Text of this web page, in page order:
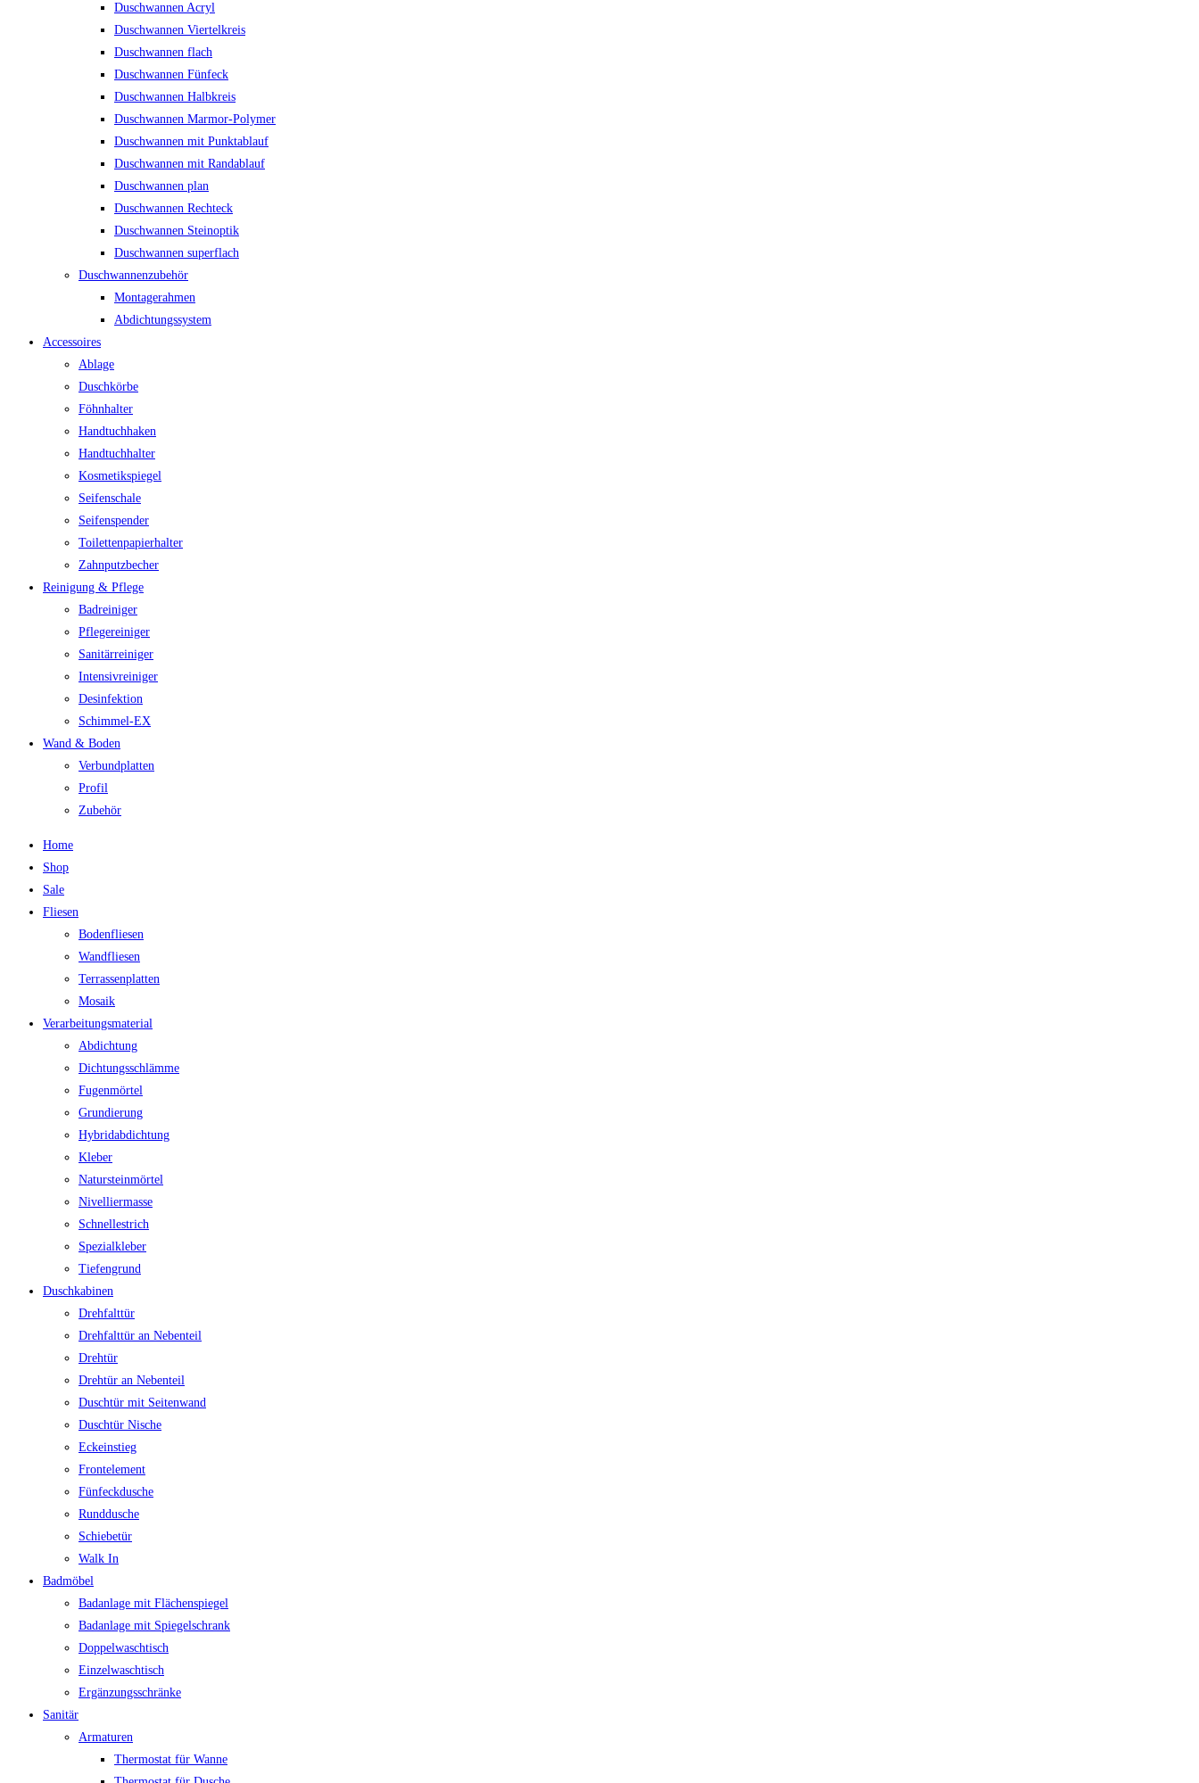
Duschwannen Acryl
Duschwannen Viertelkreis
Duschwannen flach
Duschwannen Fünfeck
Duschwannen Halbkreis
Duschwannen Marmor-Polymer
Duschwannen mit Punktablauf
Duschwannen mit Randablauf
Duschwannen plan
Duschwannen Rechteck
Duschwannen Steinoptik
Duschwannen superflach
Duschwannenzubehör
Montagerahmen
Abdichtungssystem
Accessoires
Ablage
Duschkörbe
Föhnhalter
Handtuchhaken
Handtuchhalter
Kosmetikspiegel
Seifenschale
Seifenspender
Toilettenpapierhalter
Zahnputzbecher
Reinigung & Pflege
Badreiniger
Pflegereiniger
Sanitärreiniger
Intensivreiniger
Desinfektion
Schimmel-EX
Wand & Boden
Verbundplatten
Profil
Zubehör
Home
Shop
Sale
Fliesen
Bodenfliesen
Wandfliesen
Terrassenplatten
Mosaik
Verarbeitungsmaterial
Abdichtung
Dichtungsschlämme
Fugenmörtel
Grundierung
Hybridabdichtung
Kleber
Natursteinmörtel
Nivelliermasse
Schnellestrich
Spezialkleber
Tiefengrund
Duschkabinen
Drehfalttür
Drehfalttür an Nebenteil
Drehtür
Drehtür an Nebenteil
Duschtür mit Seitenwand
Duschtür Nische
Eckeinstieg
Frontelement
Fünfeckdusche
Runddusche
Schiebetür
Walk In
Badmöbel
Badanlage mit Flächenspiegel
Badanlage mit Spiegelschrank
Doppelwaschtisch
Einzelwaschtisch
Ergänzungsschränke
Sanitär
Armaturen
Thermostat für Wanne